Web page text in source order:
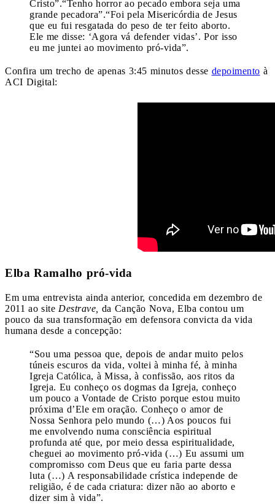
Cristo”.“Tenho horror ao pecado embora seja uma
grande pecadora”.“Foi pela Misericórdia de Jesus
que eu fui resgatada do peso de ter feito aborto.
Ele me disse: ‘Agora vá defender vidas’. Por isso
eu me juntei ao movimento pró-vida”.
Confira um trecho de apenas 3:45 minutos desse depoimento à
ACI Digital:
Elba Ramalho pró-vida
Em uma entrevista ainda anterior, concedida em dezembro de
2011 ao site Destrave, da Canção Nova, Elba contou um
pouco da sua transformação em defensora convicta da vida
humana desde a concepção:
“Sou uma pessoa que, depois de andar muito pelos
túneis escuros da vida, voltei à minha fé, à minha
Igreja Católica, à Missa, à confissão, aos ritos da
Igreja. Eu conheço os dogmas da Igreja, conheço
um pouco a Vontade de Cristo porque estou muito
próxima d’Ele em oração. Conheço o amor de
Nossa Senhora pelo mundo (…) Aos poucos fui
me envolvendo numa consciência espiritual
profunda até que, por meio dessa espiritualidade,
cheguei ao movimento pró-vida (…) Eu assumi um
compromisso com Deus que eu faria parte dessa
luta (…) A responsabilidade crística independe de
religião, é de cada criatura: dizer não ao aborto e
dizer sim à vida”.